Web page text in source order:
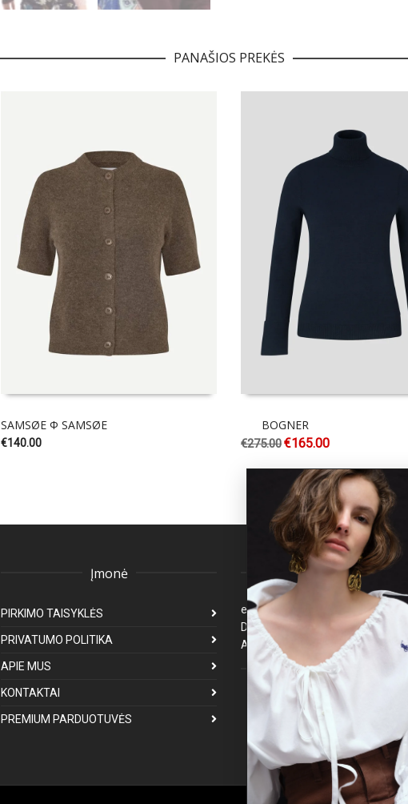
PANAŠIOS PREKĖS
SAMSØE Φ SAMSØE
€140.00
BOGNER
€275.00€165.00
Įmonė
PIRKIMO TAISYKLĖS
PRIVATUMO POLITIKA
APIE MUS
KONTAKTAI
PREMIUM PARDUOTUVĖS
Klientų aptarnavimas
Darbo laikas: I-V 8:00-17:00
Atsakymas per 1-3 darbo dienas
Mus galite rasti